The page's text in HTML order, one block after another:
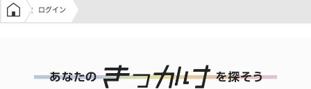
学生の窓口トップ
ログイン